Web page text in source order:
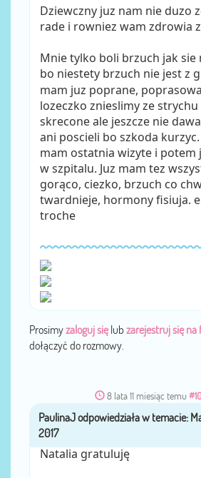
Dziewczny juz nam nie duzo
rade i rowniez wam zdrowia
Mnie tylko boli brzuch jak sie
bo niestety brzuch nie jest z
mam juz poprane,
lozeczko znieslimy ze
skrecone ale jeszcze nie
ani poscieli bo szkoda
mam ostatnia wizyte i potem
w szpitalu. Juz mam tez
gorąco, ciezko, brzuch co
twardnieje, hormony fisiuja.
troche
Prosimyzaloguj sięlub zarejestruj się
dołączyć do rozmowy.
8 lata 11 miesiąc temu
przezPaulinaJ
Natalia gratuluję